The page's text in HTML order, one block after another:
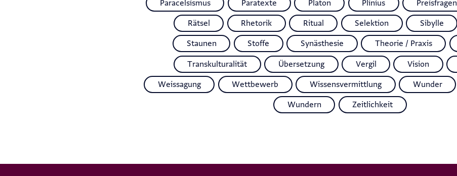
Paracelsismus Paratexte Platon Plinius Preisfragen
Rätsel Rhetorik Ritual Selektion Sibylle
Staunen Stoffe Synästhesie Theorie / Praxis
Transkulturalität Übersetzung Vergil Vision
Weissagung Wettbewerb Wissensvermittlung Wunder
Wundern Zeitlichkeit